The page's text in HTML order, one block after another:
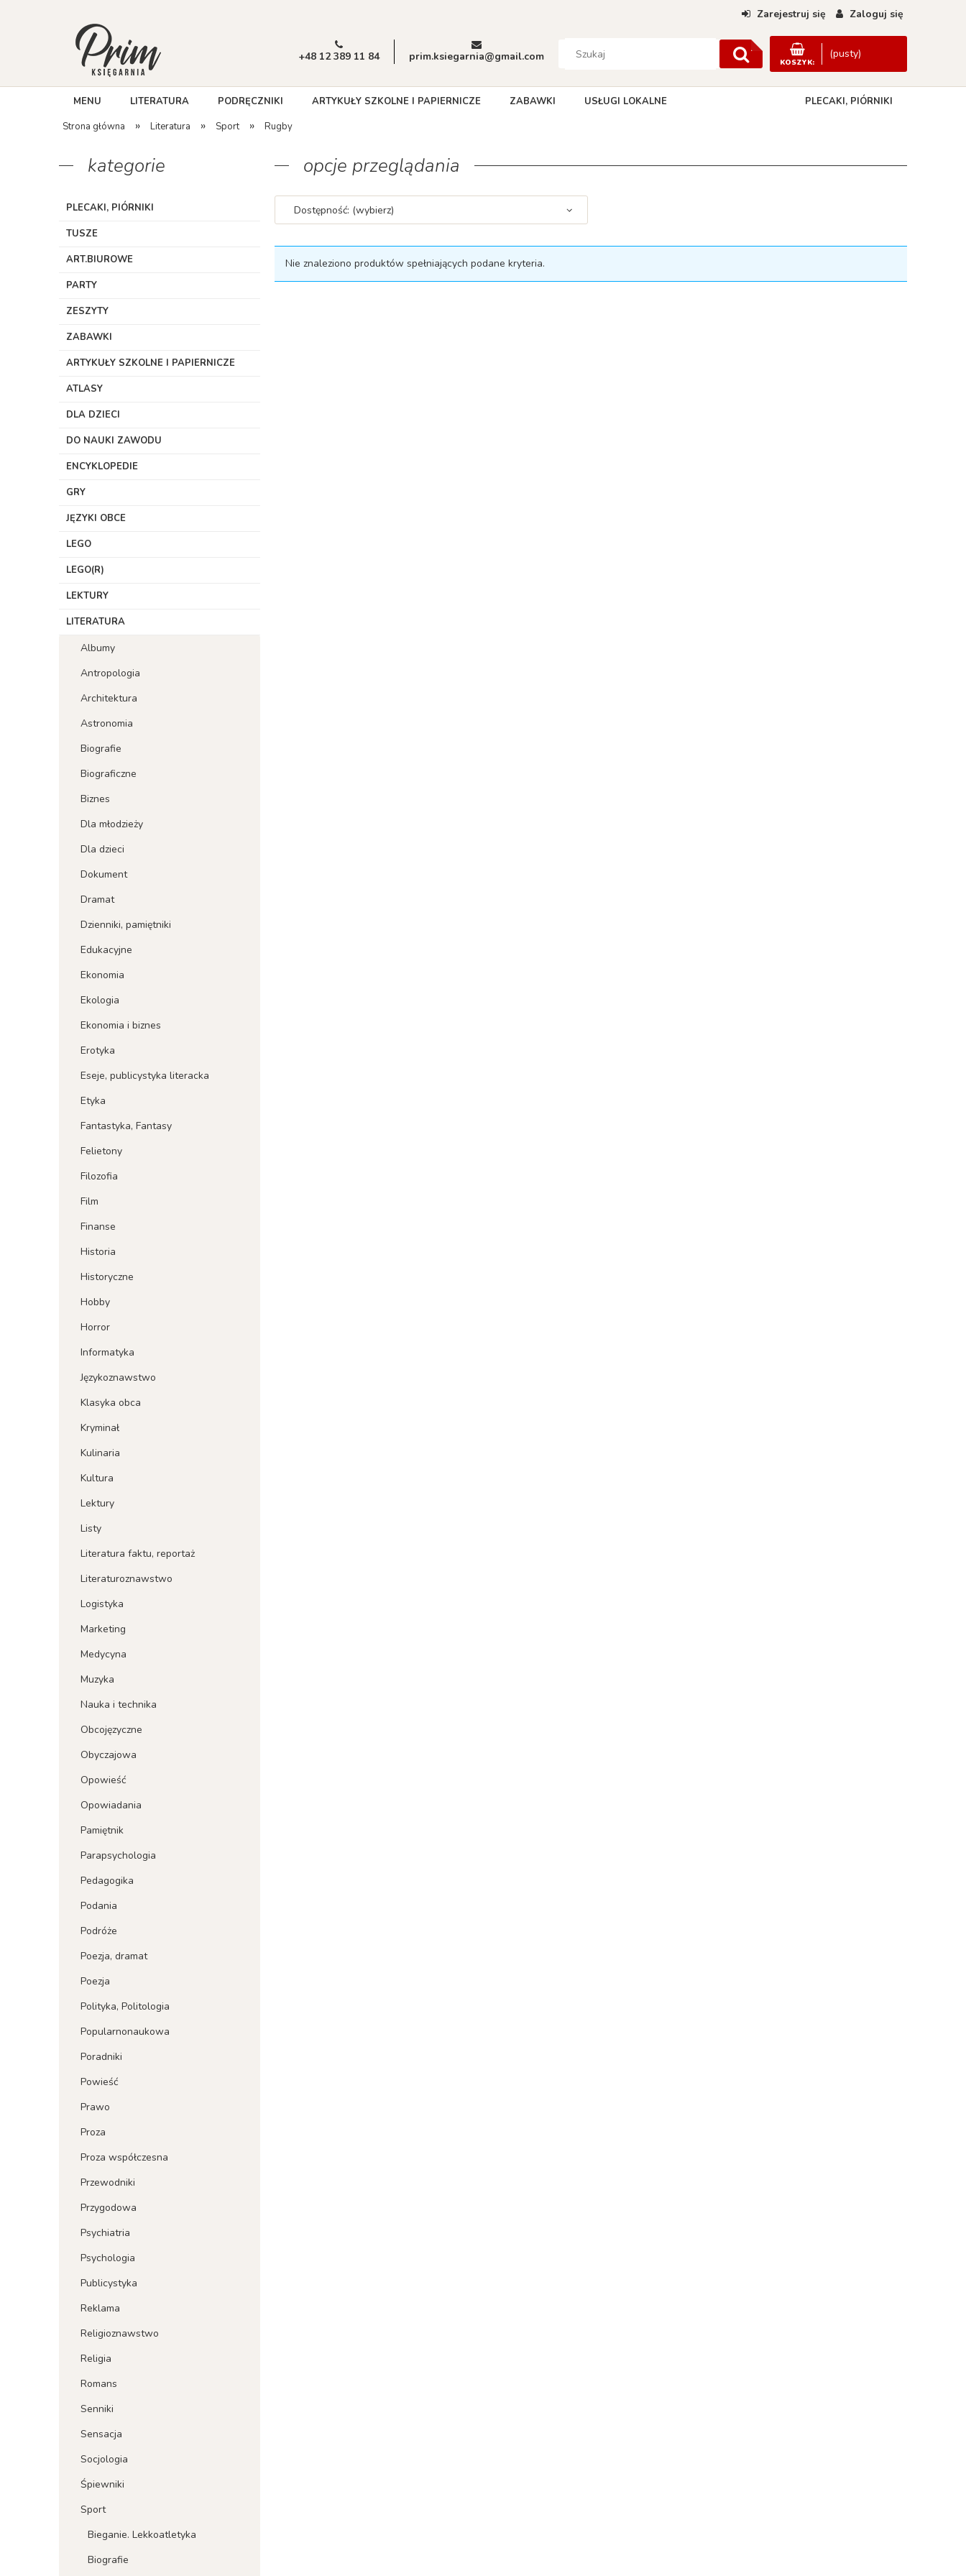
Zarejestruj się Zaloguj się
KOSZYK:
(pusty)
+48 12 389 11 84 prim.ksiegarnia@gmail.com
MENU LITERATURA PODRĘCZNIKI ARTYKUŁY SZKOLNE I PAPIERNICZE PLECAKI, PIÓRNIKI
ZABAWKI USŁUGI LOKALNE
Strona główna » Literatura » Sport » Rugby
kategorie
PLECAKI, PIÓRNIKI
TUSZE
ART.BIUROWE
PARTY
ZESZYTY
ZABAWKI
ARTYKUŁY SZKOLNE I PAPIERNICZE
ATLASY
DLA DZIECI
DO NAUKI ZAWODU
ENCYKLOPEDIE
GRY
JĘZYKI OBCE
LEGO
LEGO(R)
LEKTURY
LITERATURA
Albumy
Antropologia
Architektura
Astronomia
Biografie
Biograficzne
Biznes
Dla młodzieży
Dla dzieci
Dokument
Dramat
Dzienniki, pamiętniki
Edukacyjne
Ekonomia
Ekologia
Ekonomia i biznes
Erotyka
Eseje, publicystyka literacka
Etyka
Fantastyka, Fantasy
Felietony
Filozofia
Film
Finanse
Historia
Historyczne
Hobby
Horror
Informatyka
Językoznawstwo
Klasyka obca
Kryminał
Kulinaria
Kultura
Lektury
Listy
Literatura faktu, reportaż
Literaturoznawstwo
Logistyka
Marketing
Medycyna
Muzyka
Nauka i technika
Obcojęzyczne
Obyczajowa
Opowieść
Opowiadania
Pamiętnik
Parapsychologia
Pedagogika
Podania
Podróże
Poezja, dramat
Poezja
Polityka, Politologia
Popularnonaukowa
Poradniki
Powieść
Prawo
Proza
Proza współczesna
Przewodniki
Przygodowa
Psychiatria
Psychologia
Publicystyka
Reklama
Religioznawstwo
Religia
Romans
Senniki
Sensacja
Socjologia
Śpiewniki
Sport
Bieganie. Lekkoatletyka
Biografie
opcje przeglądania
Dostępność: (wybierz)
Nie znaleziono produktów spełniających podane kryteria.